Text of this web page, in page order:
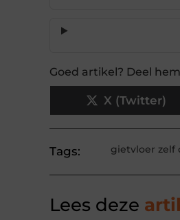
Goed artikel? Deel
X (Twitter)
Tags: gietvloer zelf
Lees deze